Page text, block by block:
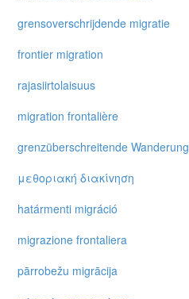
grensoverschrijdende migratie
frontier migration
rajasiirtolaisuus
migration frontalière
grenzüberschreitende Wanderung
μεθoριακή διακίvηση
határmenti migráció
migrazione frontaliera
pārrobežu migrācija